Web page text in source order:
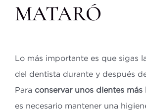
MATARÓ
Lo más importante es que sigas
del dentista durante y después
Para conservar unos dientes más
es necesario mantener una